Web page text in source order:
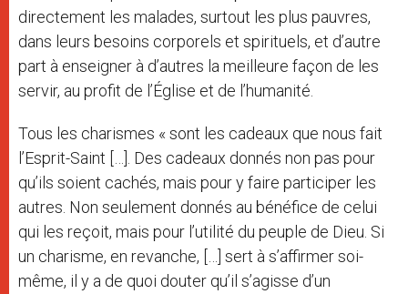
directement les malades, surtout les plus pauvres,
dans leurs besoins corporels et spirituels, et d’autre
part à enseigner à d’autres la meilleure façon de les
servir, au profit de l’Église et de l’humanité.
Tous les charismes « sont les cadeaux que nous fait
l’Esprit-Saint […]. Des cadeaux donnés non pas pour
qu’ils soient cachés, mais pour y faire participer les
autres. Non seulement donnés au bénéfice de celui
qui les reçoit, mais pour l’utilité du peuple de Dieu. Si
un charisme, en revanche, […] sert à s’affirmer soi-
même, il y a de quoi douter qu’il s’agisse d’un